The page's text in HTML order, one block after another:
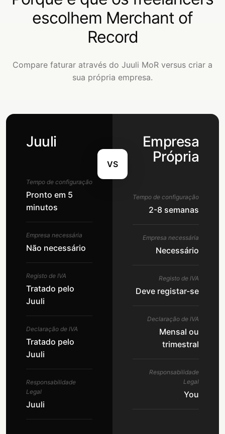
escolhem Merchant of
Record
Compare faturar através do Juuli MoR versus criar a
sua própria empresa.
Juuli
Tempo de configuração
Pronto em 5
minutos
Empresa necessária
Não necessário
Registo de IVA
Tratado pelo
Juuli
Declaração de IVA
Tratado pelo
Juuli
Responsabilidade
Legal
Juuli
VS
Empresa
Própria
Tempo de configuração
2-8 semanas
Empresa necessária
Necessário
Registo de IVA
Deve registar-se
Declaração de IVA
Mensal ou
trimestral
Responsabilidade
Legal
You